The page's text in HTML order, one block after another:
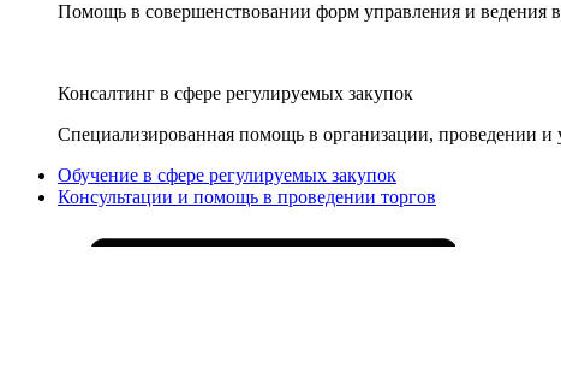
Помощь в совершенствовании форм управления и ведения
Консалтинг в сфере регулируемых закупок
Специализированная помощь в организации, проведении и
Обучение в сфере регулируемых закупок
Консультации и помощь в проведении торгов